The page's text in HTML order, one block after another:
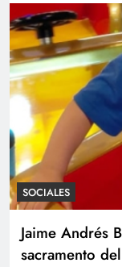
SOCIALES
Con amor y
de Juan